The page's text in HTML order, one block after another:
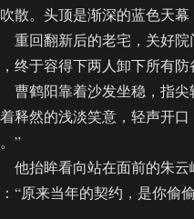
散。头顶是渐深的蓝色天幕
回翻新后的老宅，关好院
终于容得下两人卸下所有防
鹤阳靠着沙发坐稳，指尖
释然的浅淡笑意，轻声开
”
抬眸看向站在面前的朱云
“原来当年的契约，是你偷